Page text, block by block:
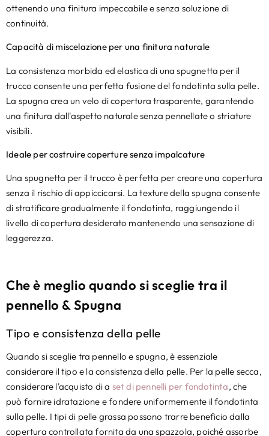
ottenendo una finitura impeccabile e senza soluzione di
continuità.
Capacità di miscelazione per una finitura naturale
La consistenza morbida ed elastica di una spugnetta per il
trucco consente una perfetta fusione del fondotinta sulla pelle.
La spugna crea un velo di copertura trasparente, garantendo
una finitura dall'aspetto naturale senza pennellate o striature
visibili.
Ideale per costruire coperture senza impalcature
Una spugnetta per il trucco è perfetta per creare una copertura
senza il rischio di appiccicarsi. La texture della spugna consente
di stratificare gradualmente il fondotinta, raggiungendo il
livello di copertura desiderato mantenendo una sensazione di
leggerezza.
Che è meglio quando si sceglie tra il
pennello & Spugna
Tipo e consistenza della pelle
Quando si sceglie tra pennello e spugna, è essenziale
considerare il tipo e la consistenza della pelle. Per la pelle secca,
considerare l'acquisto di a set di pennelli per fondotinta, che
può fornire idratazione e fondere uniformemente il fondotinta
sulla pelle. I tipi di pelle grassa possono trarre beneficio dalla
copertura controllata fornita da una spazzola, poiché assorbe